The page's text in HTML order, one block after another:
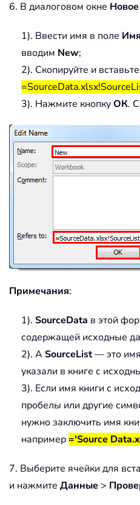
6. В диалоговом окне
1). Ввести имя в поле Имя
вводим New;
2). Скопируйте и вставьте
3). Нажмите кнопкуОК.
Примечания:
1). SourceData в этой
содержащей исходные
2). АSourceList— это имя
указали в книге с
3). Если имя книги с
пробелы или другие
нужно заключить имя
например='Source
7. Выберите ячейки для
и нажмите Данные >